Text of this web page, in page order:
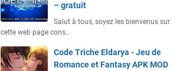
– gratuit
Salut à tous, soyez les bienvenus sur
cette web page cons…
Code Triche Eldarya - Jeu de
Romance et Fantasy APK MOD